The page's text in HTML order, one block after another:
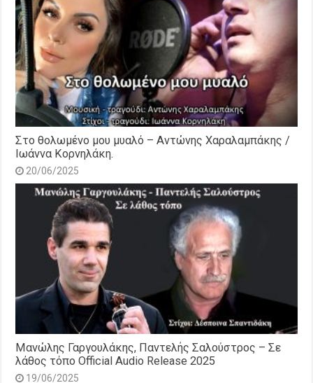
Στο θολωμένο μου μυαλό – Αντώνης Χαραλαμπάκης /
Ιωάννα Κορνηλάκη.
20/06/2025
Μανώλης Γαργουλάκης, Παντελής Σαλούστρος – Σε
λάθος τόπο Official Audio Release 2025
19/06/2025